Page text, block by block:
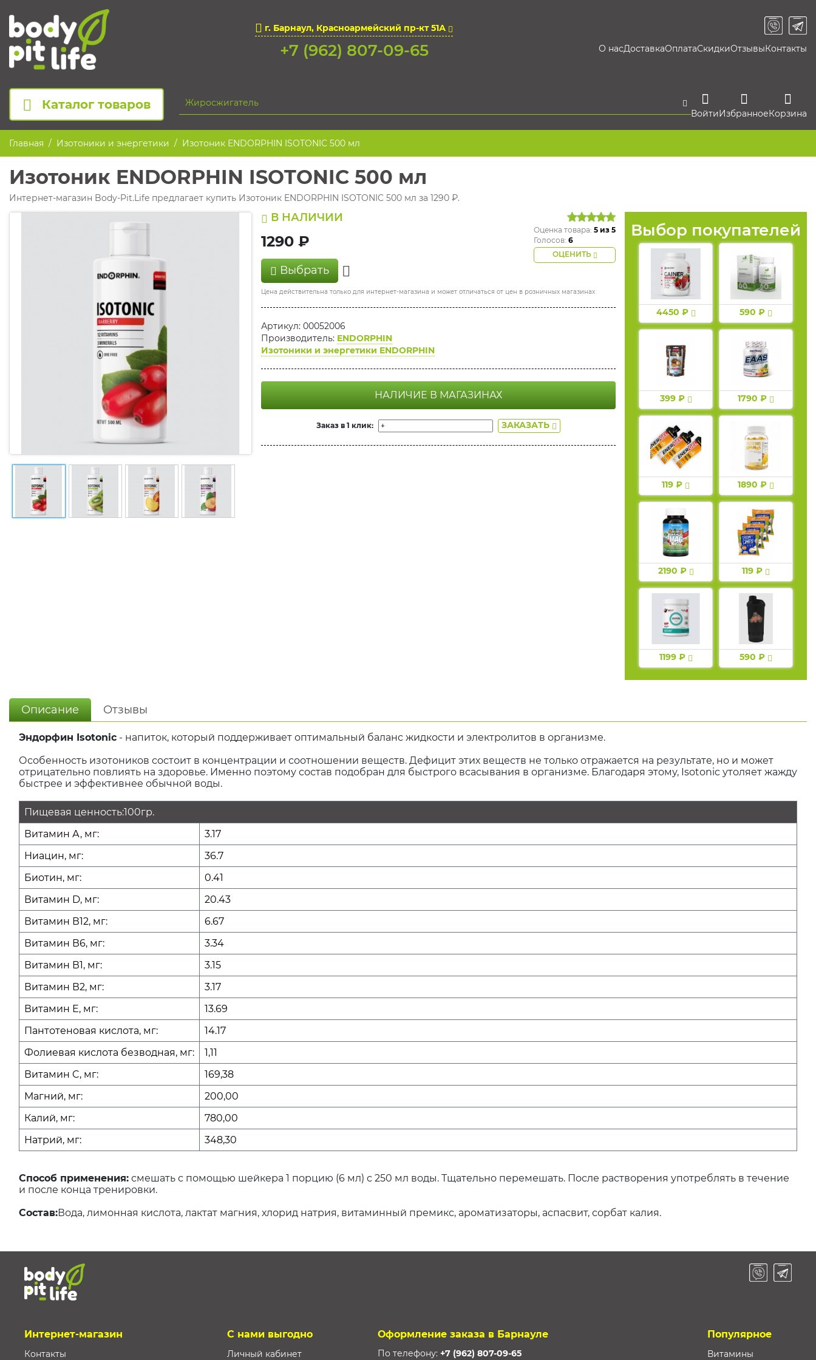
г. Барнаул, Красноармейский пр-кт 51А
+7 (962) 807-09-65 О насДоставкаОплатаСкидкиОтзывыКонтакты
Каталог товаров
ВойтиИзбранноеКорзина
Главная Изотоники и энергетики Изотоник ENDORPHIN ISOTONIC 500 мл
Изотоник ENDORPHIN ISOTONIC 500 мл
Интернет-магазин Body-Pit.Life предлагает купить Изотоник ENDORPHIN ISOTONIC 500 мл за 1290 ₽.
В НАЛИЧИИ
1290 ₽
Выбрать
Оценка товара: 5 из 5
Голосов: 6
ОЦЕНИТЬ
Цена действительна только для интернет-магазина и может отличаться от цен в розничных магазинах
Артикул: 00052006
Производитель: ENDORPHIN
Изотоники и энергетики ENDORPHIN
НАЛИЧИЕ В МАГАЗИНАХ
Заказ в 1 клик: ЗАКАЗАТЬ
Выбор покупателей
4450 ₽ 590 ₽
399 ₽ 1790 ₽
119 ₽ 1890 ₽
2190 ₽ 119 ₽
1199 ₽ 590 ₽
Описание Отзывы
Эндорфин Isotonic - напиток, который поддерживает оптимальный баланс жидкости и электролитов в организме.
Особенность изотоников состоит в концентрации и соотношении веществ. Дефицит этих веществ не только отражается на результате, но и может
отрицательно повлиять на здоровье. Именно поэтому состав подобран для быстрого всасывания в организме. Благодаря этому, Isotonic утоляет жажду
быстрее и эффективнее обычной воды.
Пищевая ценность:100гр.
Витамин А, мг:
3.17
Ниацин, мг:
36.7
Биотин, мг:
0.41
Витамин D, мг:
20.43
Витамин В12, мг:
6.67
Витамин В6, мг:
3.34
Витамин В1, мг:
3.15
Витамин В2, мг:
3.17
Витамин Е, мг:
13.69
Пантотеновая кислота, мг:
14.17
Фолиевая кислота безводная, мг:
1,11
Витамин C, мг:
169,38
Магний, мг:
200,00
Калий, мг:
780,00
Натрий, мг:
348,30
Способ применения: смешать с помощью шейкера 1 порцию (6 мл) с 250 мл воды. Тщательно перемешать. После растворения употреблять в течение
и после конца тренировки.
Состав:Вода, лимонная кислота, лактат магния, хлорид натрия, витаминный премикс, ароматизаторы, аспасвит, сорбат калия.
Интернет-магазин
Контакты
С нами выгодно
Личный кабинет
Оформление заказа в Барнауле
По телефону: +7 (962) 807-09-65
Популярное
Витамины